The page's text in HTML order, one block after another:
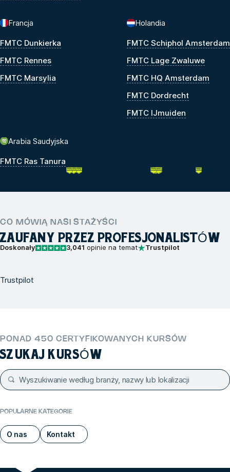
Francja
FMTC Dunkierka
FMTC Rennes
FMTC Marsylia
Holandia
FMTC Schiphol Amsterdam
FMTC Lage Zwaluwe
FMTC HQ Amsterdam
FMTC Dordrecht
FMTC IJmuiden
Arabia Saudyjska
FMTC Ras Tanura
CO MÓWIĄ NASI STAŻYŚCI
ZAUFANY PRZEZ PROFESJONALISTÓW
Doskonały 3,041 opinie na temat Trustpilot
Trustpilot
PONAD 450 CERTYFIKOWANYCH KURSÓW
SZUKAJ KURSÓW
POPULARNE KATEGORIE
O nas Kontakt